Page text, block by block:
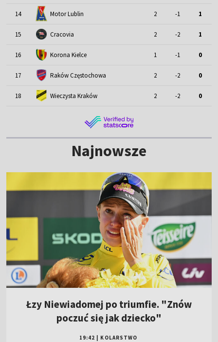
14 Motor Lublin 2 -1 1
15 Cracovia 2 -2 1
16 Korona Kielce 1 -1 0
17 Raków Częstochowa 2 -2 0
18 Wieczysta Kraków 2 -2 0
Najnowsze
Łzy Niewiadomej po triumfie. "Znów
poczuć się jak dziecko"
19:42 KOLARSTWO